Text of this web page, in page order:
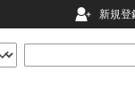
新規登